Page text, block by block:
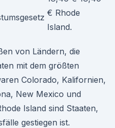
€ Rhode
Island.
von Ländern, die
mit dem größten
Colorado, Kalifornien,
New Mexico und
Island sind Staaten,
gestiegen ist.